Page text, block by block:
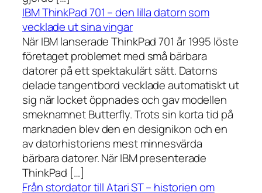
IBM ThinkPad 701 – den lilla datorn som
vecklade ut sina vingar
När IBM lanserade ThinkPad 701 år 1995 löste
företaget problemet med små bärbara
datorer på ett spektakulärt sätt. Datorns
delade tangentbord vecklade automatiskt ut
sig när locket öppnades och gav modellen
smeknamnet Butterfly. Trots sin korta tid på
marknaden blev den en designikon och en
av datorhistoriens mest minnesvärda
bärbara datorer. När IBM presenterade
ThinkPad […]
Från stordator till Atari ST – historien om